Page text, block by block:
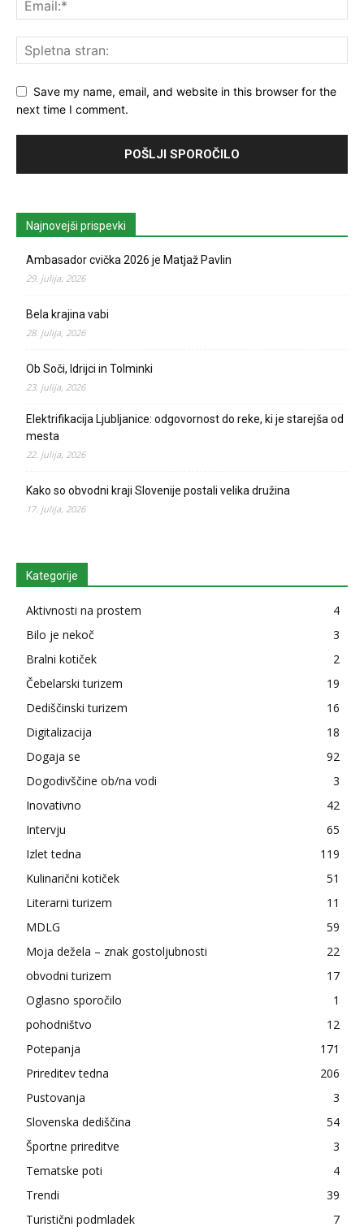
Save my name, email, and website in this browser for the
next time I comment.
Najnovejši prispevki
Ambasador cvička 2026 je Matjaž Pavlin
29. julija, 2026
Bela krajina vabi
28. julija, 2026
Ob Soči, Idrijci in Tolminki
23. julija, 2026
Elektrifikacija Ljubljanice: odgovornost do reke, ki je starejša od
mesta
22. julija, 2026
Kako so obvodni kraji Slovenije postali velika družina
17. julija, 2026
Kategorije
Aktivnosti na prostem
4
Bilo je nekoč
3
Bralni kotiček
2
Čebelarski turizem
19
Dediščinski turizem
16
Digitalizacija
18
Dogaja se
92
Dogodivščine ob/na vodi
3
Inovativno
42
Intervju
65
Izlet tedna
119
Kulinarični kotiček
51
Literarni turizem
11
MDLG
59
Moja dežela – znak gostoljubnosti
22
obvodni turizem
17
Oglasno sporočilo
1
pohodništvo
12
Potepanja
171
Prireditev tedna
206
Pustovanja
3
Slovenska dediščina
54
Športne prireditve
3
Tematske poti
4
Trendi
39
Turistični podmladek
7